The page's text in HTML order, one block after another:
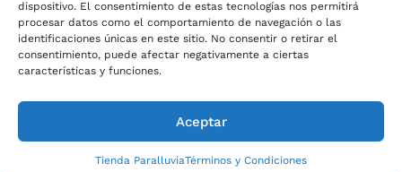
dispositivo. El consentimiento de estas tecnologías nos permitirá
procesar datos como el comportamiento de navegación o las
identificaciones únicas en este sitio. No consentir o retirar el
consentimiento, puede afectar negativamente a ciertas
características y funciones.
Aceptar
Tienda ParalluviaTérminos y Condiciones